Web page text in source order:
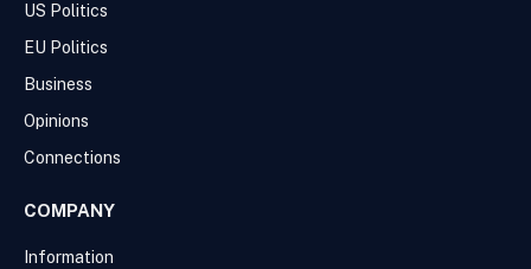
US Politics
EU Politics
Business
Opinions
Connections
COMPANY
Information